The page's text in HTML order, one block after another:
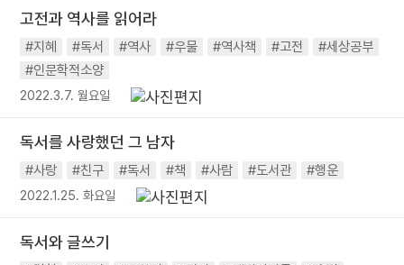
고전과 역사를 읽어라
#지혜 #독서 #역사 #우물 #역사책 #고전
#세상공부
#인문학적소양
2022.3.7. 월요일
독서를 사랑했던 그 남자
#사랑 #친구 #독서 #책 #사람 #도서관 #행운
2022.1.25. 화요일
독서와 글쓰기